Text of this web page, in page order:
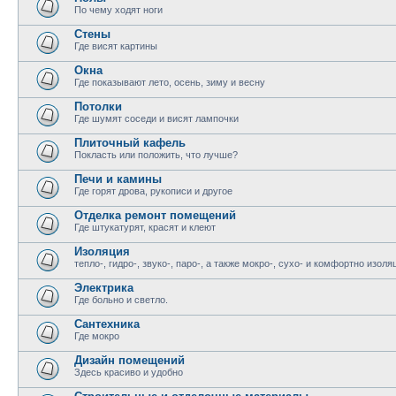
По чему ходят ноги
Стены
Где висят картины
Окна
Где показывают лето, осень, зиму и весну
Потолки
Где шумят соседи и висят лампочки
Плиточный кафель
Покласть или положить, что лучше?
Печи и камины
Где горят дрова, рукописи и другое
Отделка ремонт помещений
Где штукатурят, красят и клеют
Изоляция
тепло-, гидро-, звуко-, паро-, а также мокро-, сухо- и комфортно
Электрика
Где больно и светло.
Сантехника
Где мокро
Дизайн помещений
Здесь красиво и удобно